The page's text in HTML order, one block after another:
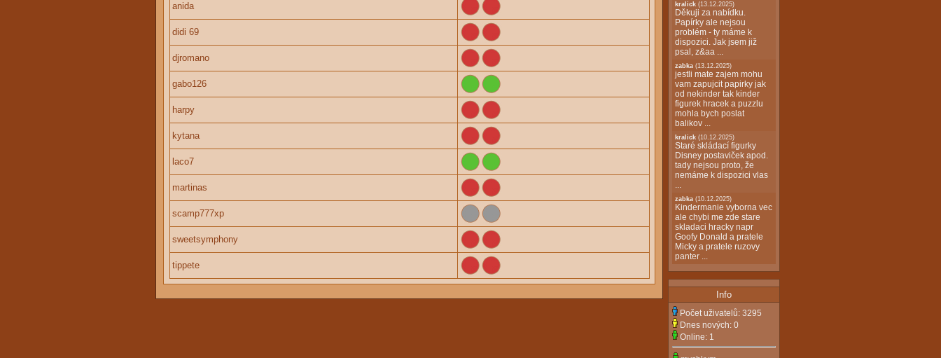
anida
didi 69
djromano
gabo126
harpy
kytana
laco7
martinas
scamp777xp
sweetsymphony
tippete
kralick (13.12.2025)
Děkuji za nabídku.
Papírky ale nejsou
problém - ty máme k
dispozici. Jak jsem již
psal, z&aa ...
zabka (13.12.2025)
jestli mate zajem mohu
vam zapujcit papirky jak
od nekinder tak kinder
figurek hracek a puzzlu
mohla bych poslat
balikov ...
kralick (10.12.2025)
Staré skládací figurky
Disney postaviček apod.
tady nejsou proto, že
nemáme k dispozici vlas
...
zabka (10.12.2025)
Kindermanie vyborna vec
ale chybi me zde stare
skladaci hracky napr
Goofy Donald a pratele
Micky a pratele ruzovy
panter ...
Info
Počet uživatelů: 3295
Dnes nových: 0
Online: 1